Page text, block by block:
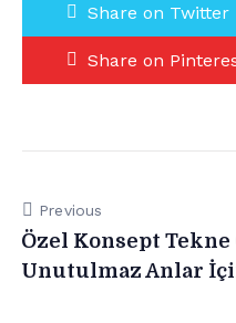
Share on Twitter
Share on
Previous
Özel Konsept
Unutulmaz Anlar